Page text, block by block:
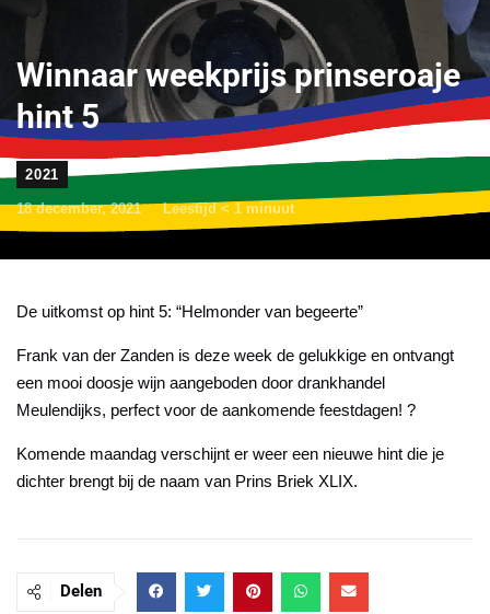
Winnaar weekprijs prinseroaje
hint 5
2021
18 december, 2021 Leestijd < 1 minuut
De uitkomst op hint 5: “Helmonder van begeerte”
Frank van der Zanden is deze week de gelukkige en ontvangt
een mooi doosje wijn aangeboden door drankhandel
Meulendijks, perfect voor de aankomende feestdagen! ?
Komende maandag verschijnt er weer een nieuwe hint die je
dichter brengt bij de naam van Prins Briek XLIX.
Delen